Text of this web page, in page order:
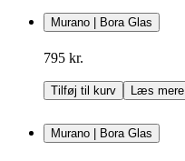
Murano | Bora Glas
795 kr.
Tilføj til kurv Læs mere
Murano | Bora Glas